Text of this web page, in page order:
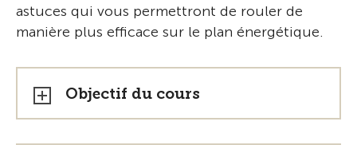
astuces qui vous permettront de rouler de
manière plus efficace sur le plan énergétique.
Objectif du cours